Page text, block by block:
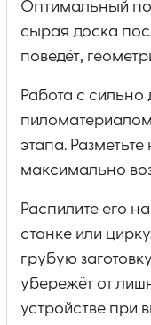
Оптимальный
сырая доска
поведёт,
Работа с
этапа.
максимально
Распилите его
станке или
грубую
убережёт от
устройстве при